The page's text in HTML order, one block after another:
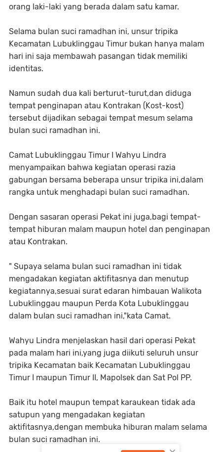
orang laki-laki yang berada dalam satu kamar.
Selama bulan suci ramadhan ini, unsur tripika
Kecamatan Lubuklinggau Timur bukan hanya malam
hari ini saja membawah pasangan tidak memiliki
identitas.
Namun sudah dua kali berturut-turut,dan diduga
tempat penginapan atau Kontrakan (Kost-kost)
tersebut dijadikan sebagai tempat mesum selama
bulan suci ramadhan ini.
Camat Lubuklinggau Timur I Wahyu Lindra
menyampaikan bahwa kegiatan operasi razia
gabungan bersama beberapa unsur tripika ini,dalam
rangka untuk menghadapi bulan suci ramadhan.
Dengan sasaran operasi Pekat ini juga,bagi tempat-
tempat hiburan malam maupun hotel dan penginapan
atau Kontrakan.
" Supaya selama bulan suci ramadhan ini tidak
mengadakan kegiatan aktifitasnya dan menutup
kegiatannya,sesuai surat edaran himbauan Walikota
Lubuklinggau maupun Perda Kota Lubuklinggau
dalam bulan suci ramadhan ini,"kata Camat.
Wahyu Lindra menjelaskan hasil dari operasi Pekat
pada malam hari ini,yang juga diikuti seluruh unsur
tripika Kecamatan baik Kecamatan Lubuklinggau
Timur I maupun Timur II, Mapolsek dan Sat Pol PP.
Baik itu hotel maupun tempat karaukean tidak ada
satupun yang mengadakan kegiatan
aktifitasnya,dengan membuka hiburan malam selama
bulan suci ramadhan ini.